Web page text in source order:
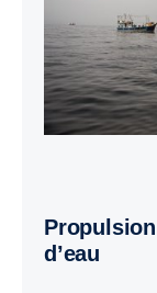
Propulsion des navires avec tirant
d’eau